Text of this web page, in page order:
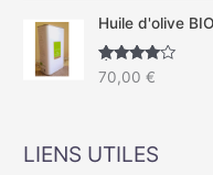
Huile d'olive
Note4.50
sur 5
70,00€
LIENS UTILES